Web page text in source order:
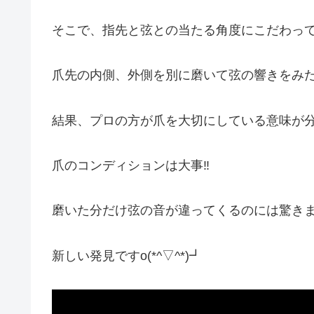
そこで、指先と弦との当たる角度にこだわっ
爪先の内側、外側を別に磨いて弦の響きをみ
結果、プロの方が爪を大切にしている意味が
爪のコンディションは大事‼️
磨いた分だけ弦の音が違ってくるのには驚き
新しい発見ですo(*^▽^*)┛